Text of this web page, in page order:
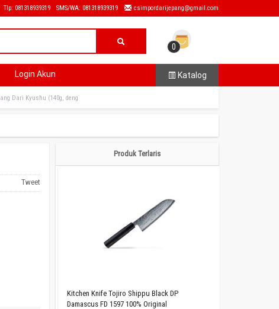
Tlp: 081318939319 SMS/WA: 081318939319 csimpordarijepang@gmail.com
0
Login Akun Katalog
Dari Kyushu (140g, deng
Tweet
Produk Terlaris
Kitchen Knife Tojiro Shippu Black DP
Damascus FD 1597 100% Original